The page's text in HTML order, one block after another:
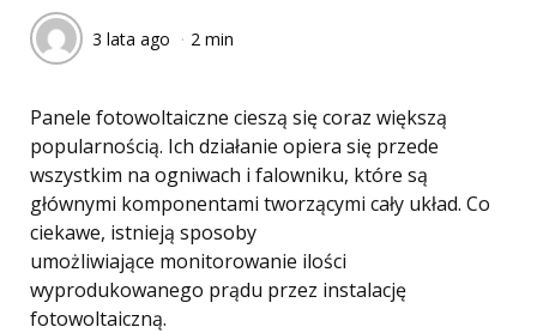
3 lata ago 2 min
Panele fotowoltaiczne cieszą się coraz większą
popularnością. Ich działanie opiera się przede
wszystkim na ogniwach i falowniku, które są
głównymi komponentami tworzącymi cały układ. Co
ciekawe, istnieją sposoby
umożliwiające monitorowanie ilości
wyprodukowanego prądu przez instalację
fotowoltaiczną.